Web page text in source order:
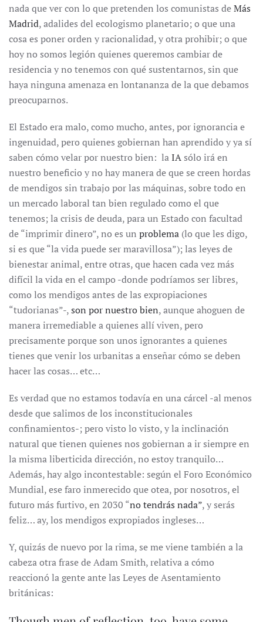
nada que ver con lo que pretenden los comunistas deMás
Madrid, adalides del ecologismo planetario; o que una
cosa es poner orden y racionalidad, y otra prohibir; o que
hoy no somos legión quienes queremos cambiar de
residencia y no tenemos con qué sustentarnos, sin que
haya ninguna amenaza en lontananza de la que debamos
preocuparnos.
El Estado era malo, como mucho, antes, por ignorancia e
ingenuidad, pero quienes gobiernan han aprendido y ya sí
saben cómo velar por nuestro bien: laIA sólo irá en
nuestro beneficio y no hay manera de que se creen hordas
de mendigos sin trabajo por las máquinas, sobre todo en
un mercado laboral tan bien regulado como el que
tenemos; la crisis de deuda, para un Estado con facultad
de “imprimir dinero”, no es un problema (lo que les digo,
si es que “la vida puede ser maravillosa”); las leyes de
bienestar animal, entre otras, que hacen cada vez más
difícil la vida en el campo -donde podríamos ser libres,
como los mendigos antes de las expropiaciones
“tudorianas”-,son por nuestro bien, aunque ahoguen de
manera irremediable a quienes allí viven, pero
precisamente porque son unos ignorantes a quienes
tienes que venir los urbanitas a enseñar cómo se deben
hacer las cosas… etc…
Es verdad que no estamos todavía en una cárcel -al menos
desde que salimos de los inconstitucionales
confinamientos-; pero visto lo visto, y la inclinación
natural que tienen quienes nos gobiernan a ir siempre en
la misma liberticida dirección, no estoy tranquilo…
Además, hay algo incontestable: según el Foro Económico
Mundial, ese faro inmerecido que otea, por nosotros, el
futuro más furtivo, en 2030 “no tendrás nada”, y serás
feliz… ay, los mendigos expropiados ingleses…
Y, quizás de nuevo por la rima, se me viene también a la
cabeza otra frase de Adam Smith, relativa a cómo
reaccionó la gente ante las Leyes de Asentamiento
británicas: